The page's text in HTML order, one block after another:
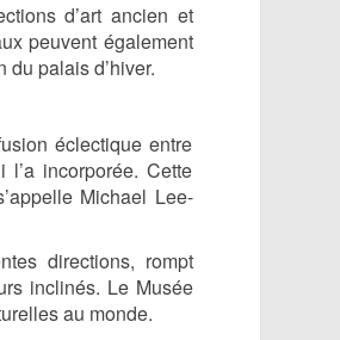
d’art ancien et
peuvent également
palais d’hiver.
éclectique entre
incorporée. Cette
Michael Lee-
directions, rompt
inclinés. Le Musée
au monde.